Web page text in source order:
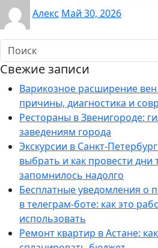
Алекс Май 30, 2026
Свежие записи
Варикозное расширение
причины, диагностика и
Рестораны в Звенигороде:
заведениям города
Экскурсии в Санкт-
выбрать и как провести дни
запомнилось надолго
Бесплатные уведомления о
в телеграм-боте: как это
использовать
Ремонт квартир в Астане: